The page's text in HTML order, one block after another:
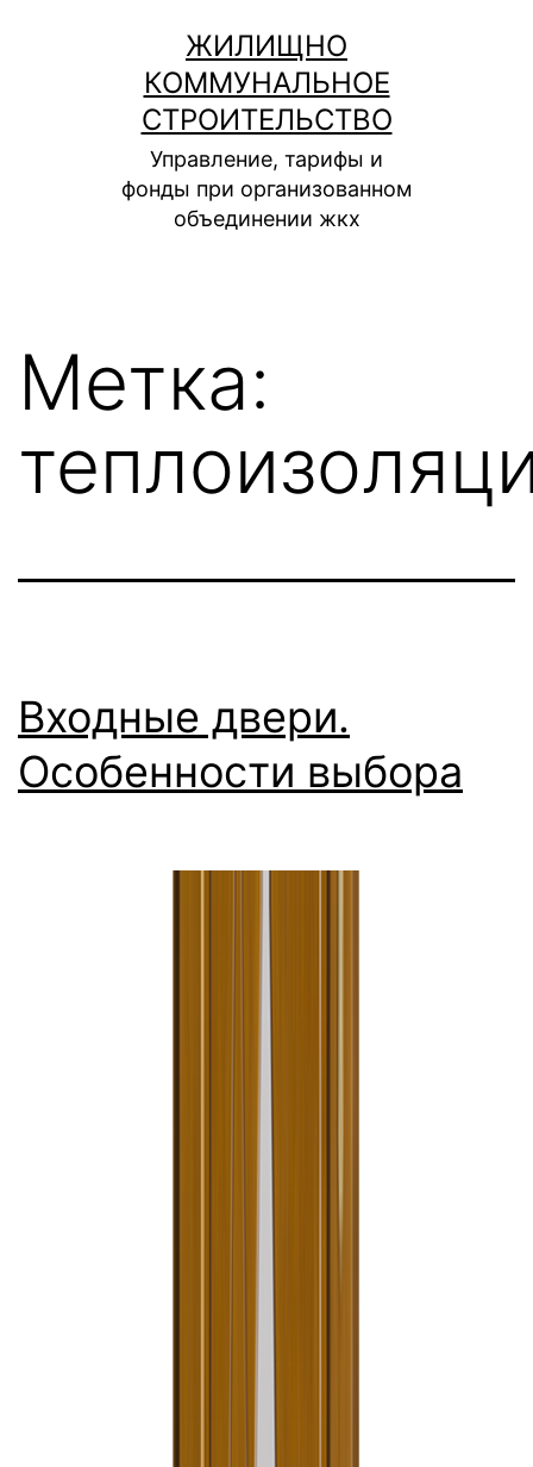
содержимому
ЖИЛИЩНО
КОММУНАЛЬНОЕ
СТРОИТЕЛЬСТВО
Управление, тарифы и
фонды при организованном
объединении жкх
Метка:
Входные двери.
Особенности выбора